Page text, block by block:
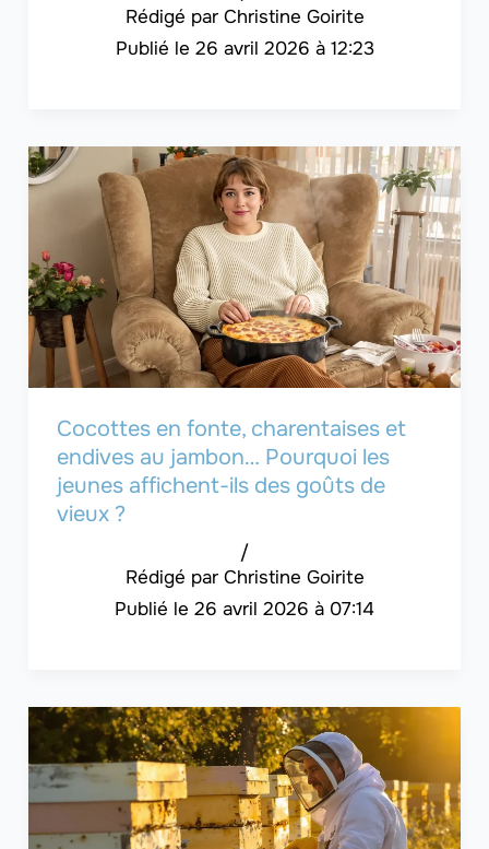
Christine Goirite
26 avril 2026 à 12:23
Cocottes en fonte, charentaises et
endives au jambon… Pourquoi les
jeunes affichent-ils des goûts de
vieux ?
Christine Goirite
/
26 avril 2026 à 07:14